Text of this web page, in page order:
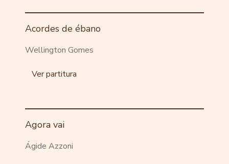
Acordes de ébano
Wellington Gomes
Ver partitura
Agora vai
Ágide Azzoni